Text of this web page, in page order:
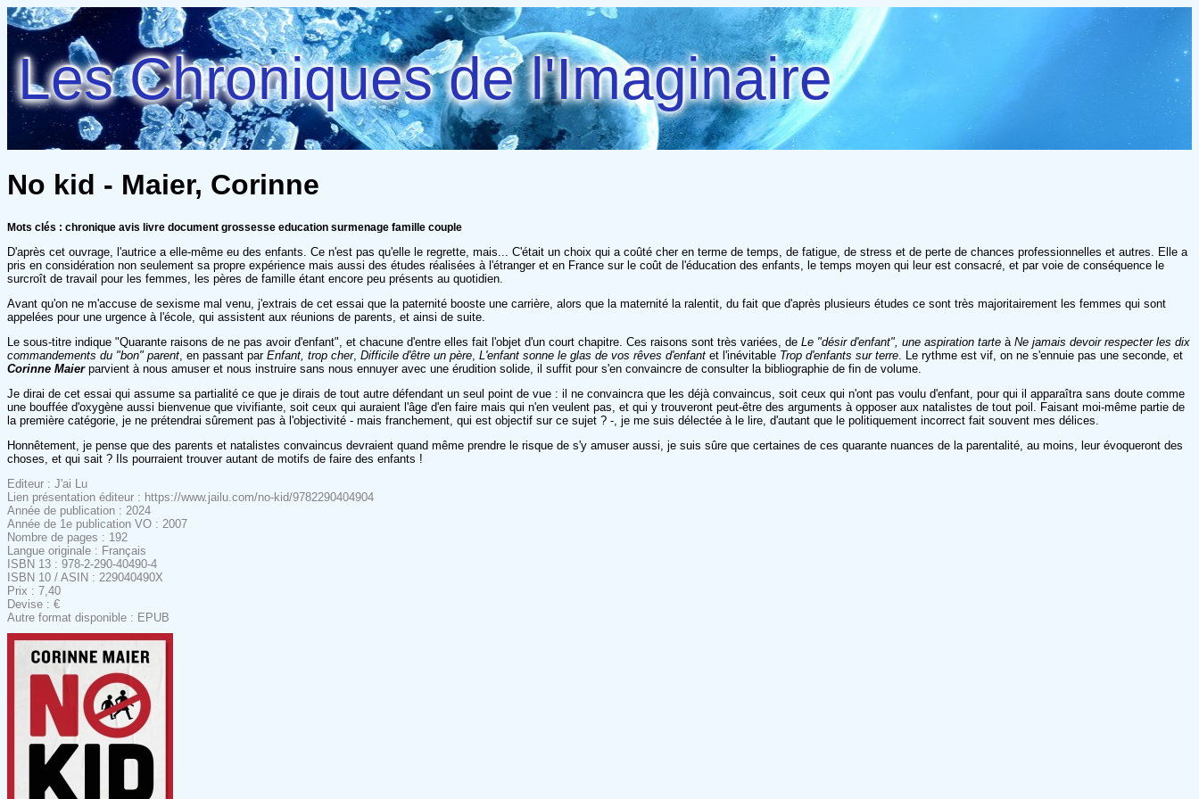
Les Chroniques de l'Imaginaire
No kid - Maier, Corinne
Mots clés : chronique avis livre document grossesse education surmenage famille couple
D'après cet ouvrage, l'autrice a elle-même eu des enfants. Ce n'est pas qu'elle le regrette, mais... C'était un choix qui a coûté cher en terme de temps, de fatigue, de stress et de perte de chances professionnelles et autres. Elle a
pris en considération non seulement sa propre expérience mais aussi des études réalisées à l'étranger et en France sur le coût de l'éducation des enfants, le temps moyen qui leur est consacré, et par voie de conséquence le
surcroît de travail pour les femmes, les pères de famille étant encore peu présents au quotidien.
Avant qu'on ne m'accuse de sexisme mal venu, j'extrais de cet essai que la paternité booste une carrière, alors que la maternité la ralentit, du fait que d'après plusieurs études ce sont très majoritairement les femmes qui sont
appelées pour une urgence à l'école, qui assistent aux réunions de parents, et ainsi de suite.
Le sous-titre indique "Quarante raisons de ne pas avoir d'enfant", et chacune d'entre elles fait l'objet d'un court chapitre. Ces raisons sont très variées, de Le "désir d'enfant", une aspiration tarte à Ne jamais devoir respecter les dix
commandements du "bon" parent , en passant par Enfant, trop cher, Difficile d'être un père L'enfant sonne le glas de vos rêves d'enfant et l'inévitable Trop d'enfants sur terre . Le rythme est vif, on ne s'ennuie pas une seconde, et
Corinne Maierparvient à nous amuser et nous instruire sans nous ennuyer avec une érudition solide, il suffit pour s'en convaincre de consulter la bibliographie de fin de volume.
Je dirai de cet essai qui assume sa partialité ce que je dirais de tout autre défendant un seul point de vue : il ne convaincra que les déjà convaincus, soit ceux qui n'ont pas voulu d'enfant, pour qui il apparaîtra sans doute comme
une bouffée d'oxygène aussi bienvenue que vivifiante, soit ceux qui auraient l'âge d'en faire mais qui n'en veulent pas, et qui y trouveront peut-être des arguments à opposer aux natalistes de tout poil. Faisant moi-même partie de
la première catégorie, je ne prétendrai sûrement pas à l'objectivité - mais franchement, qui est objectif sur ce sujet ? -, je me suis délectée à le lire, d'autant que le politiquement incorrect fait souvent mes délices.
Honnêtement, je pense que des parents et natalistes convaincus devraient quand même prendre le risque de s'y amuser aussi, je suis sûre que certaines de ces quarante nuances de la parentalité, au moins, leur évoqueront des
choses, et qui sait ? Ils pourraient trouver autant de motifs de faire des enfants !
Editeur : J'ai Lu
Lien présentation éditeur : https://www.jailu.com/no-kid/9782290404904
Année de publication : 2024
Année de 1e publication VO : 2007
Nombre de pages : 192
Langue originale : Français
ISBN 13 : 978-2-290-40490-4
ISBN 10 / ASIN : 229040490X
Prix : 7,40
Devise : €
Autre format disponible : EPUB